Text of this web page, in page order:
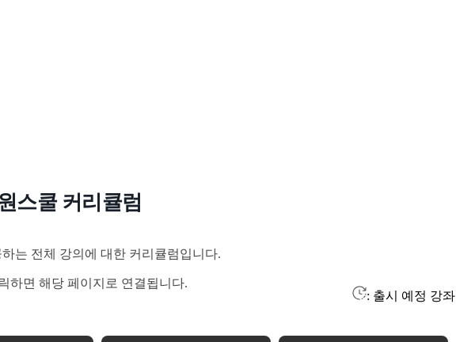
스쿨 커리큘럼
는 전체 강의에 대한 커리큘럼입니다.
하면 해당 페이지로 연결됩니다.
: 출시 예정 강좌